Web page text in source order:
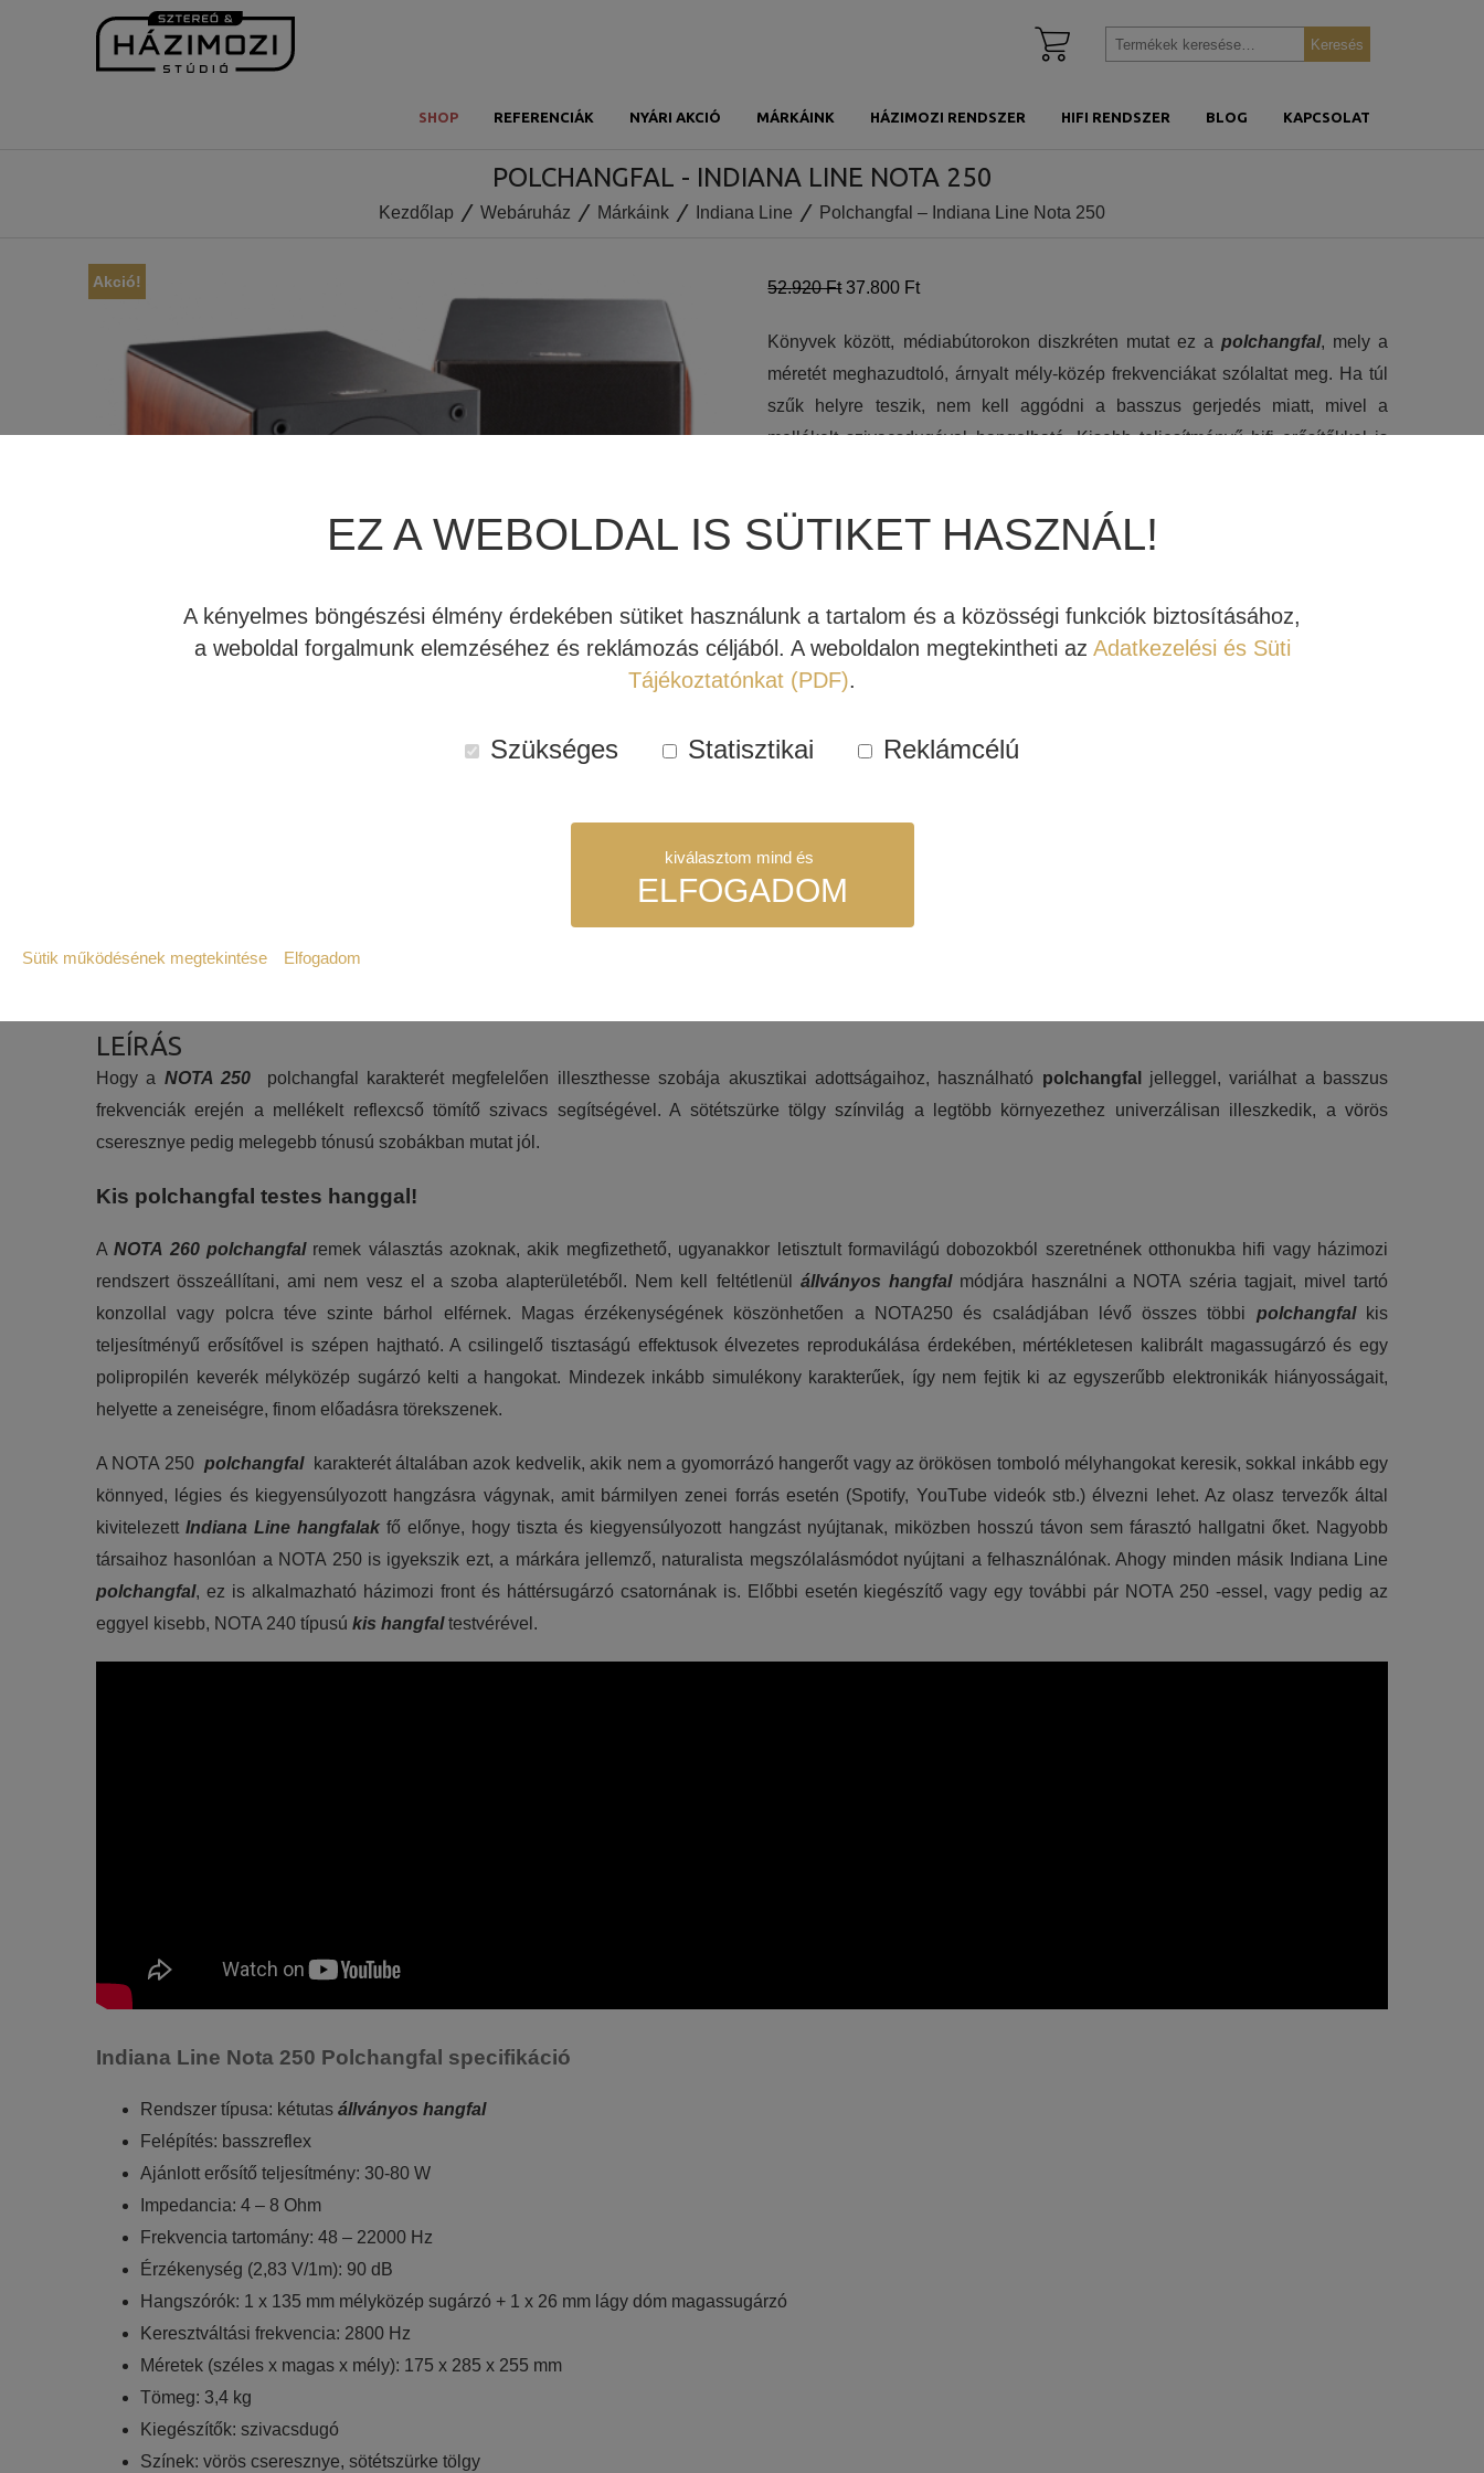
SHOP REFERENCIÁK NYÁRI AKCIÓ MÁRKÁINK HÁZIMOZI RENDSZER HIFI RENDSZER BLOG KAPCSOLAT
Kosár
Keresés
Keresés
POLCHANGFAL - INDIANA LINE NOTA 250
Kezdőlap Webáruház Márkáink Indiana Line Polchangfal – Indiana Line Nota 250
Akció! 52.920 Ft 37.800 Ft
Könyvek között, médiabútorokon diszkréten mutat ez a polchangfal, mely a
méretét meghazudtoló, árnyalt mély-közép frekvenciákat szólaltat meg. Ha túl
szűk helyre teszik, nem kell aggódni a basszus gerjedés miatt, mivel a
mellékelt szivacsdugóval hangolható. Kisebb teljesítményű hifi erősítőkkel is
akik teljesen
polchangfal alapú rendszert szeretnének elfogadható áron. A
Kipróbálható bemutatótermünkben!
Nota
250
mennyiség
Címkék:
kétutas hangfal
LEÍRÁS
Hogy a NOTA 250 polchangfal karakterét megfelelően illeszthesse szobája akusztikai adottságaihoz, használható polchangfal jelleggel, variálhat a basszus
frekvenciák erején a mellékelt reflexcső tömítő szivacs segítségével. A sötétszürke tölgy színvilág a legtöbb környezethez univerzálisan illeszkedik, a vörös
cseresznye pedig melegebb tónusú szobákban mutat jól.
Kis polchangfal testes hanggal!
ANOTA 260 polchangfalremek választás azoknak, akik megfizethető, ugyanakkor letisztult formavilágú dobozokból szeretnének otthonukba hifi vagy házimozi
rendszert összeállítani, ami nem vesz el a szoba alapterületéből. Nem kell feltétlenül állványos hangfalmódjára használni a NOTA széria tagjait, mivel tartó
konzollal vagy polcra téve szinte bárhol elférnek. Magas érzékenységének köszönhetően a NOTA250 és családjában lévő összes többi polchangfalkis
teljesítményű erősítővel is szépen hajtható. A csilingelő tisztaságú effektusok élvezetes reprodukálása érdekében, mértékletesen kalibrált magassugárzó és egy
polipropilén keverék mélyközép sugárzó kelti a hangokat. Mindezek inkább simulékony karakterűek, így nem fejtik ki az egyszerűbb elektronikák hiányosságait,
helyette a zeneiségre, finom előadásra törekszenek.
A NOTA 250 polchangfal karakterét általában azok kedvelik, akik nem a gyomorrázó hangerőt vagy az örökösen tomboló mélyhangokat keresik, sokkal inkább egy
könnyed, légies és kiegyensúlyozott hangzásra vágynak, amit bármilyen zenei forrás esetén (Spotify, YouTube videók stb.) élvezni lehet. Az olasz tervezők által
kivitelezettIndiana Line hangfalak fő előnye, hogy tiszta és kiegyensúlyozott hangzást nyújtanak, miközben hosszú távon sem fárasztó hallgatni őket. Nagyobb
társaihoz hasonlóan a NOTA 250 is igyekszik ezt, a márkára jellemző, naturalista megszólalásmódot nyújtani a felhasználónak. Ahogy minden másik Indiana Line
polchangfal, ez is alkalmazható házimozi front és háttérsugárzó csatornának is. Előbbi esetén kiegészítő vagy egy további pár NOTA 250 -essel, vagy pedig az
eggyel kisebb, NOTA 240 típusú kis hangfal testvérével.
Indiana Line Nota 250 Polchangfal specifikáció
Rendszer típusa: kétutas állványos hangfal
Felépítés: basszreflex
Ajánlott erősítő teljesítmény: 30-80 W
Impedancia: 4 – 8 Ohm
Frekvencia tartomány: 48 – 22000 Hz
Érzékenység (2,83 V/1m): 90 dB
Hangszórók: 1 x 135 mm mélyközép sugárzó + 1 x 26 mm lágy dóm magassugárzó
Keresztváltási frekvencia: 2800 Hz
Méretek (széles x magas x mély): 175 x 285 x 255 mm
Tömeg: 3,4 kg
Kiegészítők: szivacsdugó
Színek: vörös cseresznye, sötétszürke tölgy
EZ A WEBOLDAL IS SÜTIKET HASZNÁL!
A kényelmes böngészési élmény érdekében sütiket használunk a tartalom és a közösségi funkciók biztosításához,
a weboldal forgalmunk elemzéséhez és reklámozás céljából. A weboldalon megtekintheti az Adatkezelési és Süti
Tájékoztatónkat (PDF).
Szükséges Statisztikai Reklámcélú
kiválasztom mind és
ELFOGADOM
Az weboldal működéséhez elengedhetetlenül szükséges sütik. Ezek nélkül a weboldalt nem lehet megtekinteni.
Azért települnek ezek a sütik, hogy a felhasználót számára egyedi, releváns, érdeklődési körébe tartozó reklámajánlatokkal tudjuk megcélozni.
Sütik működésének megtekintése Elfogadom